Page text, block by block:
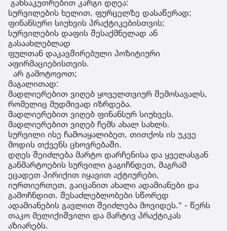
განსაკუთრებით კარგი დღეა:
სურვილების ხელით, ფურცელზე დასაწერად;
ფინანსური სიუხვის პრაქტიკებისთვის;
სურვილების დაფის შესაქმნელად ან
გასაახლებლად
ფულთან დაკავშირებული პოზიტიური
აფირმაციებისთვის.
არ გამოტოვოთ;
მაგალითად:
მადლიერებით ვიღებ ყოველთვიურ შემოსავალს,
რომელიც მუდმივად იზრდება.
მადლიერებით ვიღებ ფინანსურ სიუხვეს.
მადლიერებით ვიღებ ჩემს ახალ სახლს.
სურვილი ისე ჩამოაყალიბეთ, თითქოს ის უკვე
მოდის თქვენს ცხოვრებაში.
დღეს შეიძლება მარტო დარჩენისა და ყველასგან
განმარტოების სურვილი გაგიჩნდეთ, მაგრამ
ეცადეთ პირიქით იყავით აქტიურები,
იურთიერთეთ, გაიცანით ახალი ადამიანები და
გამოჩნდით. შესაძლებლობები სწორედ
ადამიანების გავლით შეიძლება მოვიდეს.“ - წერს
თაკო მელიქიშვილი და მარტივ პრაქტიკას
აზიარებს.